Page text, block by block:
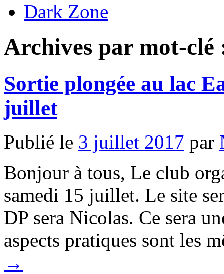
Dark Zone
Archives par mot-
Sortie plongée au lac
juillet
Publié le 3 juillet 2017 par
Bonjour à tous, Le club
samedi 15 juillet. Le site
DP sera Nicolas. Ce sera
aspects pratiques sont les
→